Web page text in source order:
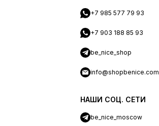
+7 985 577 79 93
+7 903 188 85 93
be_nice_shop
info@shopbenice.com
НАШИ СОЦ. СЕТИ
be_nice_moscow